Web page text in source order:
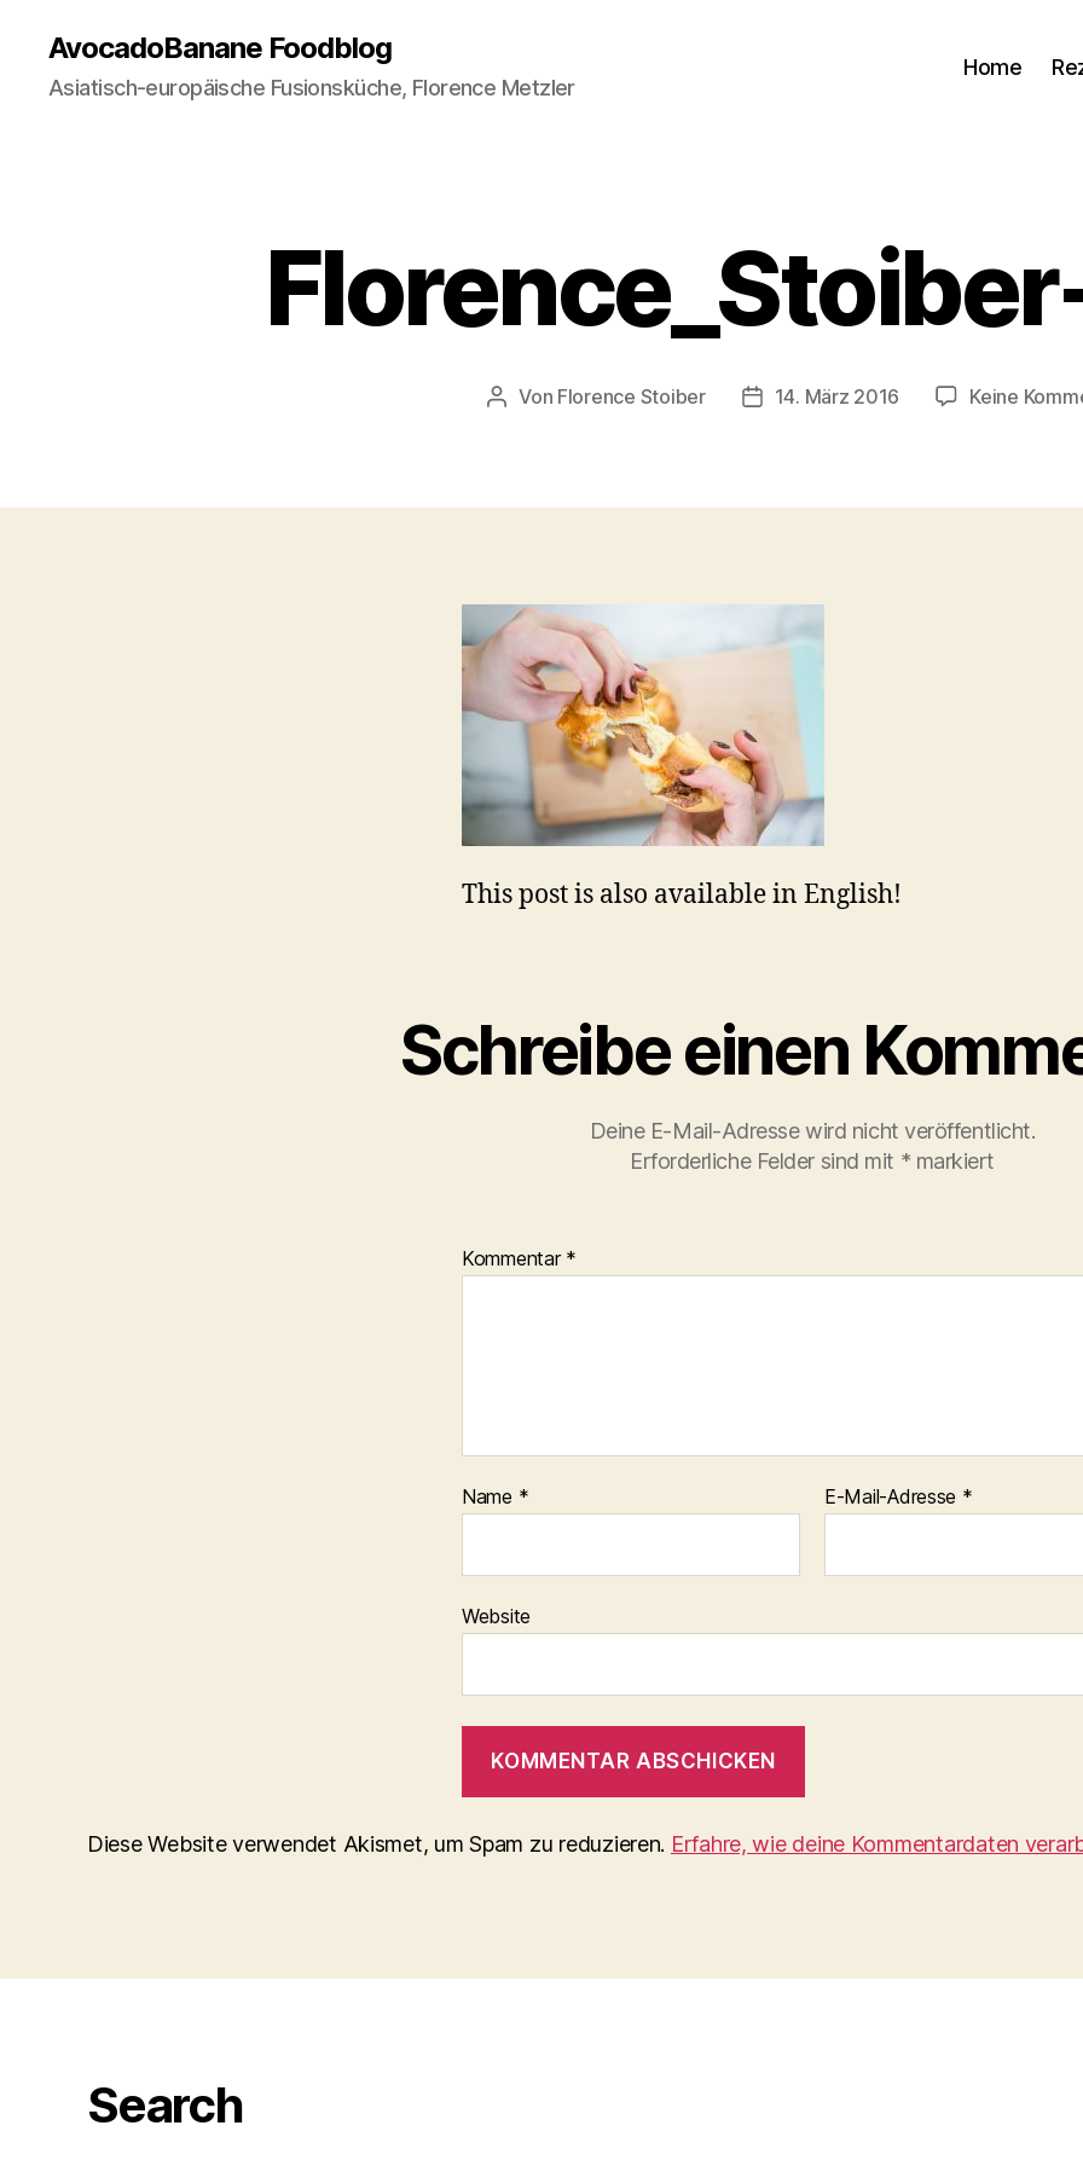
AvocadoBanane Foodblog
Asiatisch-europäische Fusionsküche, Florence Metzler
Home
Beitragsautor
Von Florence Stoiber Veröffentlichungsdatum
14. März 2016 Keine
This post is also available in English!
Schreibe einen
Deine E-Mail-Adresse wird nicht veröffentlicht.
Erforderliche Felder sind mit * markiert
Kommentar *
Name * E-Mail-Adresse *
Website
Diese Website verwendet Akismet, um Spam zu reduzieren. Erfahre, wie deine Kommentardaten
Search